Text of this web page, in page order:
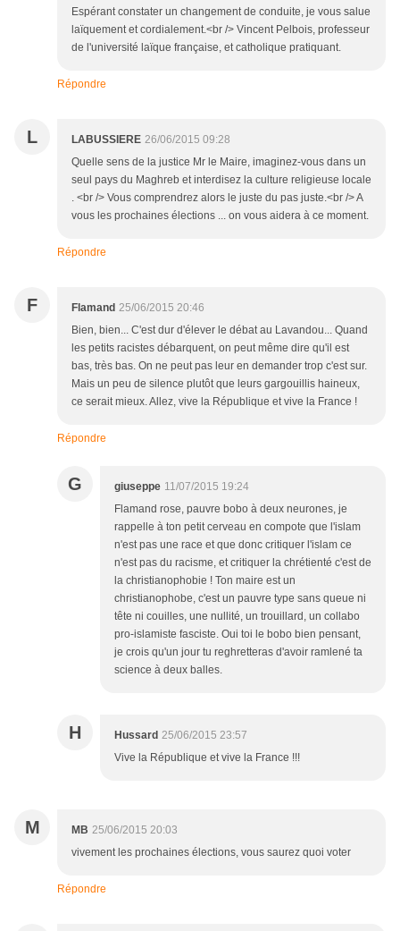
Espérant constater un changement de conduite, je vous salue
laïquement et cordialement.<br /> Vincent Pelbois, professeur
de l'université laïque française, et catholique pratiquant.
Répondre
L LABUSSIERE 26/06/2015 09:28
Quelle sens de la justice Mr le Maire, imaginez-vous dans un
seul pays du Maghreb et interdisez la culture religieuse locale
. <br /> Vous comprendrez alors le juste du pas juste.<br /> A
vous les prochaines élections ... on vous aidera à ce moment.
Répondre
F Flamand 25/06/2015 20:46
Bien, bien... C'est dur d'élever le débat au Lavandou... Quand
les petits racistes débarquent, on peut même dire qu'il est
bas, très bas. On ne peut pas leur en demander trop c'est sur.
Mais un peu de silence plutôt que leurs gargouillis haineux,
ce serait mieux. Allez, vive la République et vive la France !
Répondre
G giuseppe 11/07/2015 19:24
Flamand rose, pauvre bobo à deux neurones, je
rappelle à ton petit cerveau en compote que l'islam
n'est pas une race et que donc critiquer l'islam ce
n'est pas du racisme, et critiquer la chrétienté c'est de
la christianophobie ! Ton maire est un
christianophobe, c'est un pauvre type sans queue ni
tête ni couilles, une nullité, un trouillard, un collabo
pro-islamiste fasciste. Oui toi le bobo bien pensant,
je crois qu'un jour tu reghretteras d'avoir ramlené ta
science à deux balles.
H Hussard 25/06/2015 23:57
Vive la République et vive la France !!!
M MB 25/06/2015 20:03
vivement les prochaines élections, vous saurez quoi voter
Répondre